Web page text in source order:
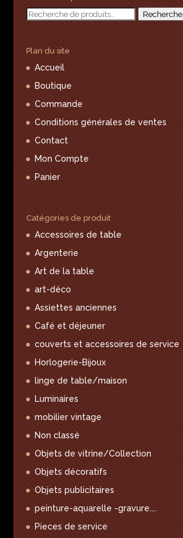
Recherche
Recherche
Plan du site
Accueil
Boutique
Commande
Conditions générales de ventes
Contact
Mon Compte
Panier
Catégories de produit
Accessoires de table
Argenterie
Art de la table
art-déco
Assiettes anciennes
Café et déjeuner
couverts et accessoires de service
Horlogerie-Bijoux
linge de table/maison
Luminaires
mobilier vintage
Non classé
Objets de vitrine/Collection
Objets décoratifs
Objets publicitaires
peinture-aquarelle -gravure....
Pieces de service